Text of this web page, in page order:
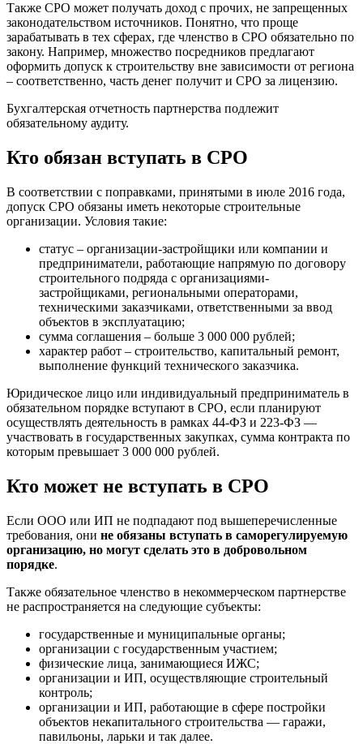
Также СРО может получать доход с прочих, не запрещенных
законодательством источников. Понятно, что проще
зарабатывать в тех сферах, где членство в СРО обязательно по
закону. Например, множество посредников предлагают
оформить допуск к строительству вне зависимости от региона
– соответственно, часть денег получит и СРО за лицензию.
Бухгалтерская отчетность партнерства подлежит
обязательному аудиту.
Кто обязан вступать в СРО
В соответствии с поправками, принятыми в июле 2016 года,
допуск СРО обязаны иметь некоторые строительные
организации. Условия такие:
статус – организации-застройщики или компании и
предприниматели, работающие напрямую по договору
строительного подряда с организациями-
застройщиками, региональными операторами,
техническими заказчиками, ответственными за ввод
объектов в эксплуатацию;
сумма соглашения – больше 3 000 000 рублей;
характер работ – строительство, капитальный ремонт,
выполнение функций технического заказчика.
Юридическое лицо или индивидуальный предприниматель в
обязательном порядке вступают в СРО, если планируют
осуществлять деятельность в рамках 44-ФЗ и 223-ФЗ —
участвовать в государственных закупках, сумма контракта по
которым превышает 3 000 000 рублей.
Кто может не вступать в СРО
Если ООО или ИП не подпадают под вышеперечисленные
требования, они не обязаны вступать в саморегулируемую
организацию, но могут сделать это в добровольном
порядке.
Также обязательное членство в некоммерческом партнерстве
не распространяется на следующие субъекты:
государственные и муниципальные органы;
организации с государственным участием;
физические лица, занимающиеся ИЖС;
организации и ИП, осуществляющие строительный
контроль;
организации и ИП, работающие в сфере постройки
объектов некапитального строительства — гаражи,
павильоны, ларьки и так далее.